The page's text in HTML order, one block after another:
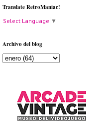
Translate RetroManiac!
Select Language ▼
Archivo del blog